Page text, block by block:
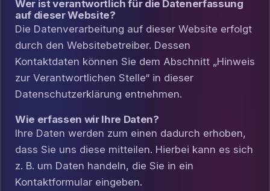
Wer ist verantwortlich für die Datenerfassung
auf dieser Website?
Die Datenverarbeitung auf dieser Website erfolgt
durch den Websitebetreiber. Dessen
Kontaktdaten können Sie dem Abschnitt „Hinweis
zur Verantwortlichen Stelle“ in dieser
Datenschutzerklärung entnehmen.
Wie erfassen wir Ihre Daten?
Ihre Daten werden zum einen dadurch erhoben,
dass Sie uns diese mitteilen. Hierbei kann es sich
z. B. um Daten handeln, die Sie in ein
Kontaktformular eingeben.